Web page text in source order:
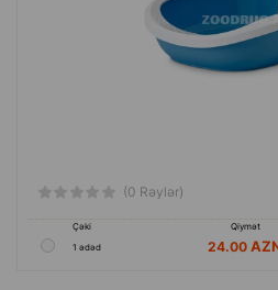
(0 Rəylər)
Çəki Qiymət
1 ədəd
24.00